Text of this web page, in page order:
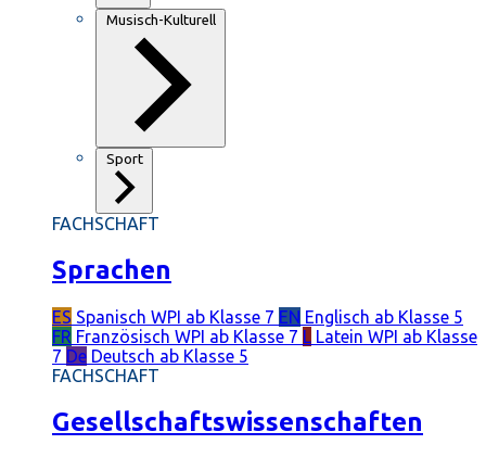
Musisch-Kulturell
Sport
FACHSCHAFT
Sprachen
ES Spanisch WPI ab Klasse 7 EN Englisch ab Klasse 5
FR Französisch WPI ab Klasse 7 L Latein WPI ab Klasse
7 De Deutsch ab Klasse 5
FACHSCHAFT
Gesellschaftswissenschaften